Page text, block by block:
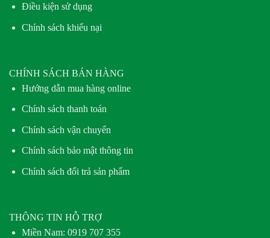
Điều kiện sử dụng
Chính sách khiếu nại
CHÍNH SÁCH BÁN HÀNG
Hướng dẫn mua hàng online
Chính sách thanh toán
Chính sách vận chuyển
Chính sách bảo mật thông tin
Chính sách đổi trả sản phẩm
THÔNG TIN HỖ TRỢ
Miền Nam: 0919 707 355